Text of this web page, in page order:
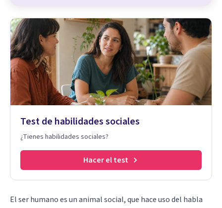
Test de habilidades sociales
¿Tienes habilidades sociales?
Hacer el test
El ser humano es un animal social, que hace uso del habla